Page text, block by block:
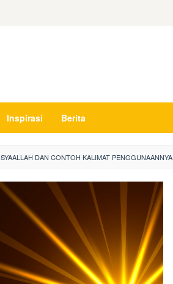
Inspirasi Berita
DAN CONTOH KALIMAT PENGGUNAANNYA